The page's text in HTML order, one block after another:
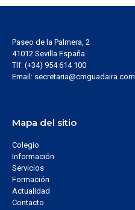
Paseo de la Palmera, 2
41012 Sevilla España
Tlf: (+34) 954 614 100
Email: secretaria@cmguadaira.com
Mapa del sitio
Colegio
Información
Servicios
Formación
Actualidad
Contacto